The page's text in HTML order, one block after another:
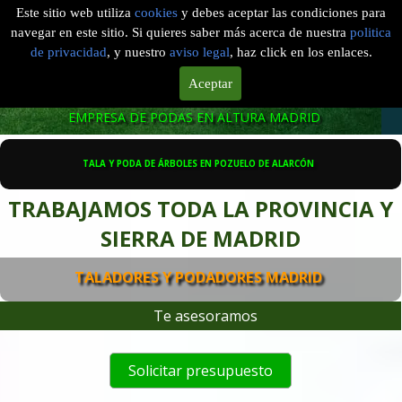
Este sitio web utiliza cookies y debes aceptar las condiciones para
navegar en este sitio. Si quieres saber más acerca de nuestra politica
de privacidad, y nuestro aviso legal, haz click en los enlaces.
Aceptar
TALA Y PODA EN ALTURA
MADRID
Madrid
601 904 866
EMPRESA DE PODAS EN ALTURA MADRID
TALA Y PODA DE ÁRBOLES EN POZUELO DE ALARCÓN
TRABAJAMOS TODA LA PROVINCIA Y
SIERRA DE MADRID
TALADORES Y PODADORES MADRID
Te asesoramos
Solicitar presupuesto